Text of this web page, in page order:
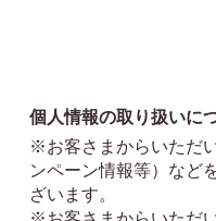
個人情報の取り扱いに
※お客さまからいただ
ンペーン情報等）など
ざいます。